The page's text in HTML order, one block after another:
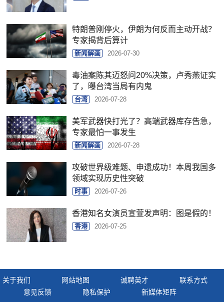
特朗普刚停火，伊朗为何反而主动开战？
专家揭背后算计
新闻解画 2026-07-30
毒油案陈其迈怒问20%决策，卢秀燕证实
了，曝台湾当局有内鬼
台湾 2026-07-28
美军武器快打光了？高端武器库存告急，
专家最怕一事发生
新闻解画 2026-07-28
攻破世界级难题、申遗成功！本周我国多
领域实现历史性突破
时事 2026-07-26
香港知名女演员宣萱发声明：图是假的！
香港 2026-07-25
关于我们 网站地图 诚聘英才
联系方式
意见反馈
隐私保护 新媒体矩阵